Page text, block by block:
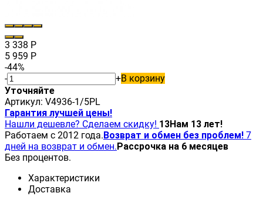
3 338 Р
5 959 Р
-44%
-
+В корзину
Уточняйте
Артикул: V4936-1/5PL
Гарантия лучшей цены!
Нашли дешевле? Сделаем скидку! 13Нам 13 лет!
Работаем с 2012 года.Возврат и обмен без проблем! 7
дней на возврат и обмен.Рассрочка на 6 месяцев
Без процентов.
Характеристики
Доставка